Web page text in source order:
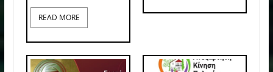
READ MORE